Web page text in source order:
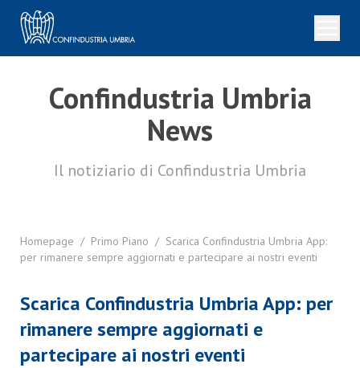
Confindustria Umbria
News
Il notiziario di Confindustria Umbria
Homepage / Primo Piano / Scarica Confindustria Umbria App:
per rimanere sempre aggiornati e partecipare ai nostri eventi
Scarica Confindustria Umbria App: per
rimanere sempre aggiornati e
partecipare ai nostri eventi